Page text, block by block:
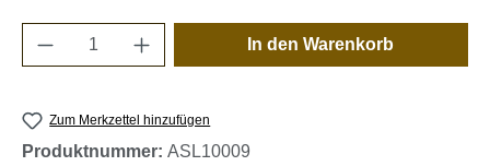
Produkt Anzahl: Gib den gewünschten
In den Warenkorb
Zum Merkzettel hinzufügen
Produktnummer: ASL10009